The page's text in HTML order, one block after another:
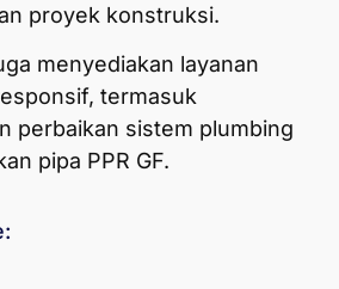
proyek konstruksi.
menyediakan layanan
termasuk
perbaikan sistem plumbing
pipa PPR GF.